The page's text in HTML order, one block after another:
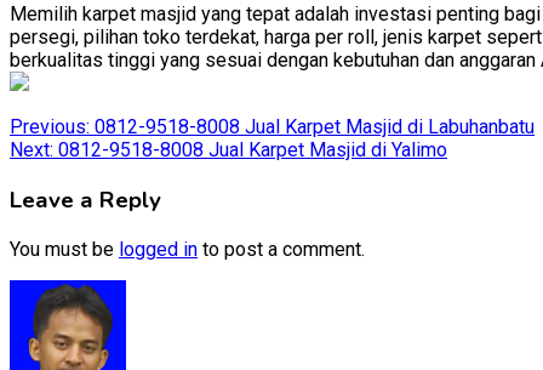
Memilih karpet masjid yang tepat adalah investasi penting
persegi, pilihan toko terdekat, harga per roll, jenis karpet
berkualitas tinggi yang sesuai dengan kebutuhan dan
Post
navigation
Previous: 0812-9518-8008 Jual Karpet Masjid di Labuhanbatu
Next: 0812-9518-8008 Jual Karpet Masjid di Yalimo
Leave a Reply
You must be logged in to post a comment.